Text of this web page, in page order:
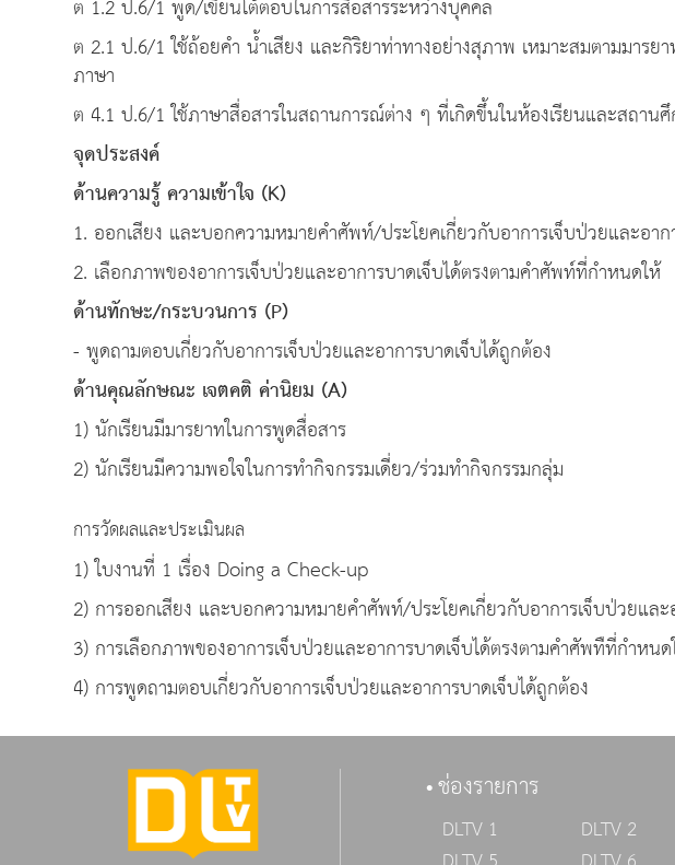
ต 1.2 ป.6/1 พูด/เขียนโต้ตอบในการสื่อสารระหว่างบุคคล
ต 2.1 ป.6/1 ใช้ถ้อยคำ น้ำเสียง และกิริยาท่าทางอย่างสุภาพ เหมาะสมตามมารย
ภาษา
ต 4.1 ป.6/1 ใช้ภาษาสื่อสารในสถานการณ์ต่าง ๆ ที่เกิดขึ้นในห้องเรียนและสถาน
จุดประสงค์
ด้านความรู้ ความเข้าใจ (K)
1. ออกเสียง และบอกความหมายคำศัพท์/ประโยคเกี่ยวกับอาการเจ็บป่วยและอาก
2. เลือกภาพของอาการเจ็บป่วยและอาการบาดเจ็บได้ตรงตามคำศัพท์ที่กำหนดให้
ด้านทักษะ/กระบวนการ (P)
- พูดถามตอบเกี่ยวกับอาการเจ็บป่วยและอาการบาดเจ็บได้ถูกต้อง
ด้านคุณลักษณะ เจตคติ ค่านิยม (A)
1) นักเรียนมีมารยาทในการพูดสื่อสาร
2) นักเรียนมีความพอใจในการทำกิจกรรมเดี่ยว/ร่วมทำกิจกรรมกลุ่ม
การวัดผลและประเมินผล
1) ใบงานที่ 1 เรื่อง Doing a Check-up
2) การออกเสียง และบอกความหมายคำศัพท์/ประโยคเกี่ยวกับอาการเจ็บป่วยและ
3) การเลือกภาพของอาการเจ็บป่วยและอาการบาดเจ็บได้ตรงตามคำศัพทืที่กำหน
4) การพูดถามตอบเกี่ยวกับอาการเจ็บป่วยและอาการบาดเจ็บได้ถูกต้อง
ช่องรายการ
DLTV 1 DLTV 2